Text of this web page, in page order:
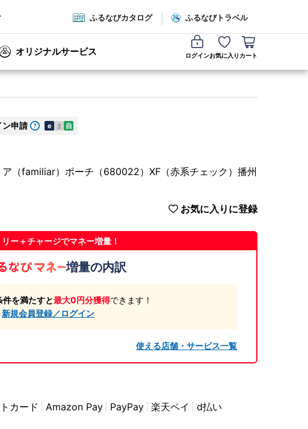
ふるなびカタログ ふるなびトラベル
オリジナルサービス ログインお気に入り カート
ン申請 e ま 自
ア（familiar）ポーチ（680022）XF（赤系チェック）播州
お気に入りに登録
ー＋チャージでマネー増量！
増量の内訳
件を満たすと最大0円分獲得できます！
新規会員登録／ログイン
使える店舗・サービス一覧
カード Amazon Pay PayPay 楽天ペイ d払い